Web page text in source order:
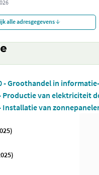
alle adresgegevens
- Groothandel in
Productie van elektriciteit
Installatie van